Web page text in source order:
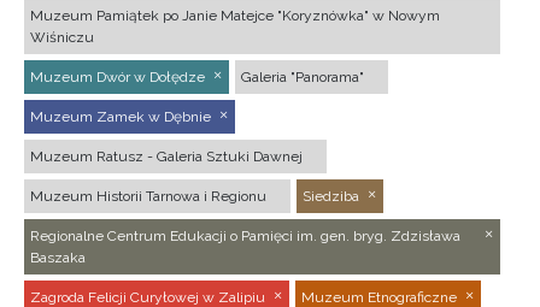
Muzeum Pamiątek po Janie Matejce "Koryznówka" w Nowym
Wiśniczu
Muzeum Dwór w Dołędze Galeria "Panorama"
Muzeum Zamek w Dębnie
Muzeum Ratusz - Galeria Sztuki Dawnej
Muzeum Historii Tarnowa i Regionu Siedziba
Regionalne Centrum Edukacji o Pamięci im. gen. bryg. Zdzisława
Baszaka
Zagroda Felicji Curyłowej w Zalipiu Muzeum Etnograficzne